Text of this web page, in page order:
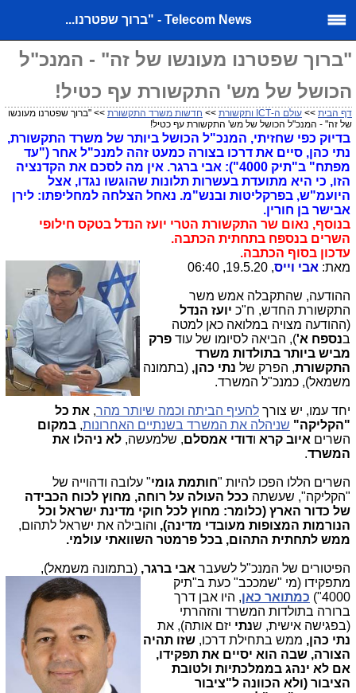
Telecom News - "ברוך שפטרנו...
"ברוך שפטרנו מעונשו של זה" - המנכ"ל
הכושל של מש' התקשורת עף כטיל!
דף הבית >> עולם ה-ICT ותקשורת >> חדשות משרד התקשורת >> "ברוך שפטרנו מעונשו
של זה" - המנכ"ל הכושל של מש' התקשורת עף כטיל!
בדיוק כפי שחזיתי, המנכ"ל הכושל ביותר של משרד התקשורת,
נתי כהן, סיים את דרכו בצורה כמעט זהה למנכ"ל אחר ("עד
מפתח" ב"תיק 4000"): אבי ברגר. אין מה לסכם את הקדנציה
הזו, כי היא מתועדת בעשרות תלונות שהוגשו נגדו, אצל
היועמ"ש, בפרקליטות ובנש"מ. נאחל הצלחה למחליפתו: לירן
אבישר בן חורין.
בנוסף, נאום שר התקשורת הטרי יועז הנדל בטקס חילופי
השרים בנספח בתחתית הכתבה.
עדכון בסוף הכתבה.
מאת: אבי וייס, 19.5.20, 06:40
ההודעה, שהתקבלה אמש משר
התקשורת החדש, ח"כ יועז הנדל
(ההודעה מצויה במלואה כאן למטה
בנספח א'), הביאה לסיומו של עוד פרק
מביש ביותר בתולדות משרד
התקשורת, הפרק של נתי כהן, (בתמונה
משמאל), כמנכ"ל המשרד.
יחד עמו, יש צורך להעיף הביתה וכמה שיותר מהר, את כל
"הקליקה" שניהלה את המשרד בשנתיים האחרונות, במקום
השרים איוב קרא ודודי אמסלם, שלמעשה, לא ניהלו את
המשרד.
השרים הללו הפכו להיות "חותמת גומי" עלובה ודהוייה של
"הקליקה", שעשתה ככל העולה על רוחה, מחוץ לכוח הכבידה
של כדור הארץ (כלומר: מחוץ לכל חוקי מדינת ישראל וכל
הנורמות המצופות מעובדי מדינה), והובילה את ישראל לתהום,
ממש לתחתית התהום, בכל פרמטר השוואתי עולמי.
הפיטורים של המנכ"ל לשעבר אבי ברגר, (בתמונה משמאל),
מתפקידו (מי "שמככב" כעת ב"תיק
4000")
כמתואר כאן, היו אבן דרך
ברורה בתולדות המשרד והזהרתי
(בפגישה אישית, שנתי יזם אותה), את
נתי כהן, ממש בתחילת דרכו, שזו תהיה
הצורה, שבה הוא יסיים את תפקידו,
אם לא ינהג בממלכתיות ולטובת
הציבור (ולא הכוונה ל"ציבור